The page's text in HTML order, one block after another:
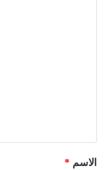
الاسم *